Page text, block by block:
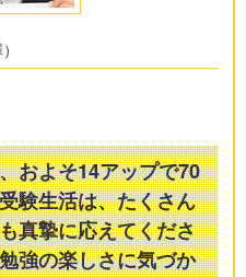
およそ14アップで70
験生活は、たくさん
真摯に応えてくださ
強の楽しさに気づか